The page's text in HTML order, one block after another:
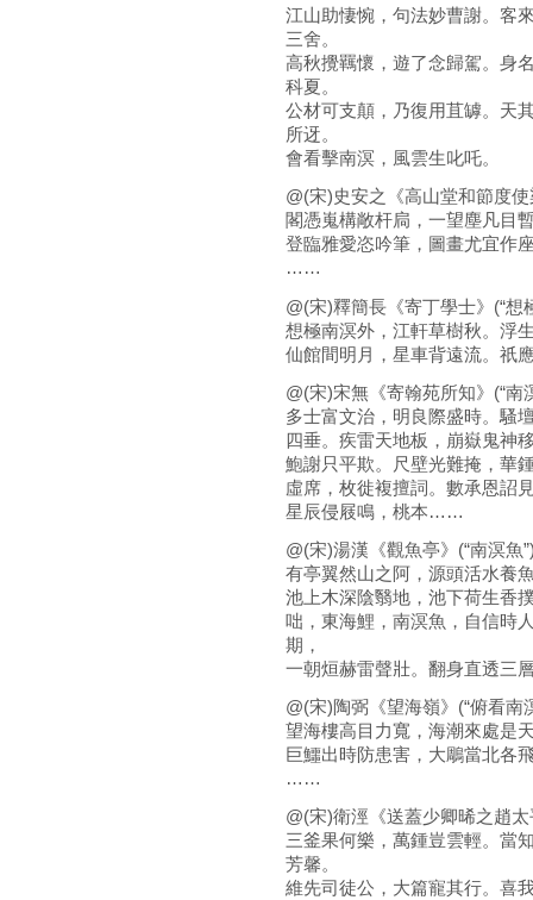
江山助悽惋，句法妙曹謝。客
三舍。
高秋攪羈懷，遊了念歸駕。身
科夏。
公材可支顛，乃復用苴罅。天
所迓。
會看擊南溟，風雲生叱吒。
@(宋)史安之《高山堂和節度
閣憑嵬構敞杆扃，一望塵凡目
登臨雅愛恣吟筆，圖畫尤宜作
……
@(宋)釋簡長《寄丁學士》(“想
想極南溟外，江軒草樹秋。浮
仙館間明月，星車背遠流。
@(宋)宋無《寄翰苑所知》(“南
多士富文治，明良際盛時。騷
四垂。疾雷天地板，崩嶽鬼神
鮑謝只平欺。尺壁光難掩，華
虛席，枚徙複擅詞。數承恩詔
星辰侵屐鳴，桃本……
@(宋)湯漢《觀魚亭》(“南溟魚
有亭翼然山之阿，源頭活水養
池上木深陰翳地，池下荷生香
咄，東海鯉，南溟魚，自信時
期，
一朝烜赫雷聲壯。翻身直透
@(宋)陶弼《望海嶺》(“俯看南
望海樓高目力寬，海潮來處是
巨鱷出時防患害，大鵰當北各
……
@(宋)衛涇《送蓋少卿晞之趙
三釜果何樂，萬鍾豈雲輕。當
芳馨。
維先司徒公，大篇寵其行。喜